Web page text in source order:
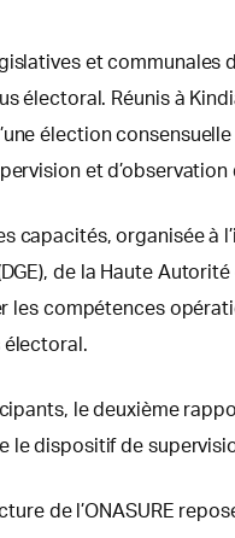
et communales
électoral. Réunis à
élection
et d’observation
capacités, organisée à
de la Haute
les compétences
électoral.
le deuxième
le dispositif de
de l’ONASURE